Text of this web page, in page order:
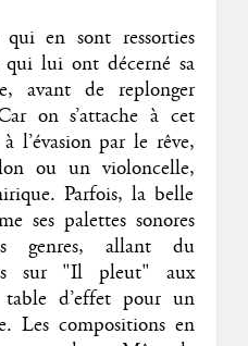
qui en sont ressorties
qui lui ont décerné sa
avant de replonger
on s’attache à cet
l’évasion par le rêve,
ou un violoncelle,
Parfois, la belle
ses palettes sonores
genres, allant du
sur "Il pleut" aux
d’effet pour un
Les compositions en